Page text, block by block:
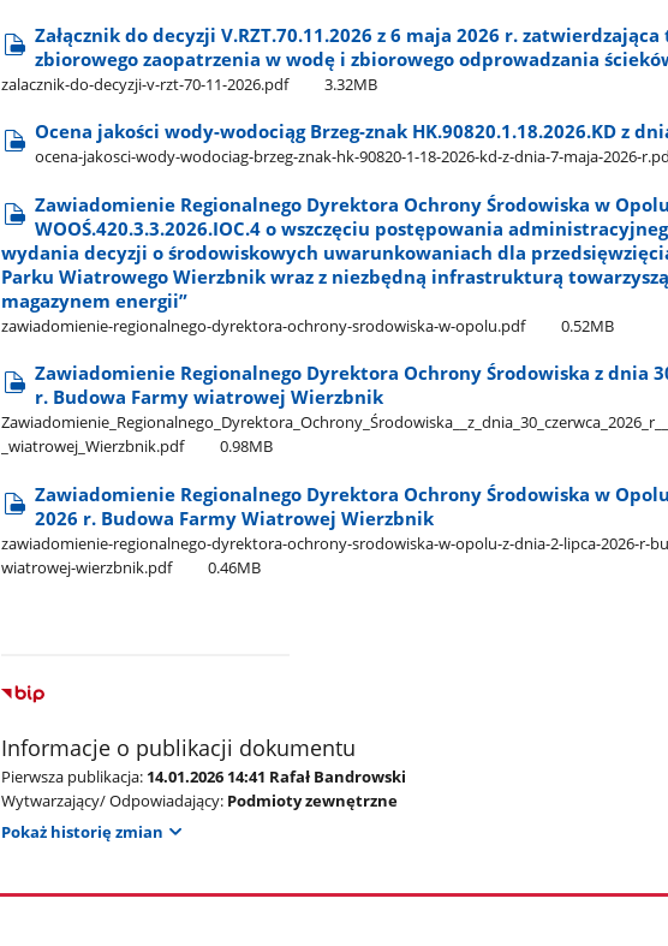
Załącznik do decyzji V.RZT.70.11.2026 z 6 maja 2026 r.
zbiorowego zaopatrzenia w wodę i zbiorowego odprowadzania
zalacznik-do-decyzji-v-rzt-70-11-2026.pdf 3.32MB
Ocena jakości wody-wodociąg Brzeg-znak HK.90820.1.18.2026.KD z
ocena-jakosci-wody-wodociag-brzeg-znak-hk-90820-1-18-2026-kd-z-dnia-7-maja-2026-
Zawiadomienie Regionalnego Dyrektora Ochrony Środowiska w
WOOŚ.420.3.3.2026.IOC.4 o wszczęciu postępowania
wydania decyzji o środowiskowych uwarunkowaniach dla
Parku Wiatrowego Wierzbnik wraz z niezbędną infrastrukturą
magazynem energii”
zawiadomienie-regionalnego-dyrektora-ochrony-srodowiska-w-opolu.pdf 0.52MB
Zawiadomienie Regionalnego Dyrektora Ochrony Środowiska z dnia
r. Budowa Farmy wiatrowej Wierzbnik
_wiatrowej​_Wierzbnik.pdf
0.98MB
Zawiadomienie Regionalnego Dyrektora Ochrony Środowiska w
2026 r. Budowa Farmy Wiatrowej Wierzbnik
zawiadomienie-regionalnego-dyrektora-ochrony-srodowiska-w-opolu-z-dnia-2-lipca-2026-r-
wiatrowej-wierzbnik.pdf
0.46MB
Informacje o publikacji dokumentu
Pierwsza publikacja: 14.01.2026 14:41 Rafał Bandrowski
Wytwarzający/ Odpowiadający: Podmioty zewnętrzne
Pokaż historię zmian